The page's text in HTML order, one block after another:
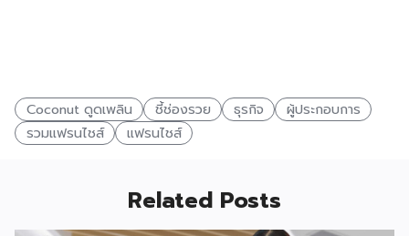
Coconut ดูดเพลิน ชี้ช่องรวย ธุรกิจ
ผู้ประกอบการ
รวมแฟรนไชส์
แฟรนไชส์
Related Posts